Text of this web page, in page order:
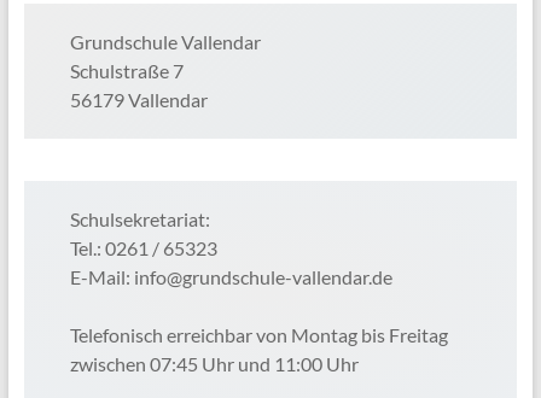
Grundschule Vallendar
Schulstraße 7
56179 Vallendar
Schulsekretariat:
Tel.: 0261 / 65323
E-Mail: info@grundschule-vallendar.de
Telefonisch erreichbar von Montag bis Freitag
zwischen 07:45 Uhr und 11:00 Uhr